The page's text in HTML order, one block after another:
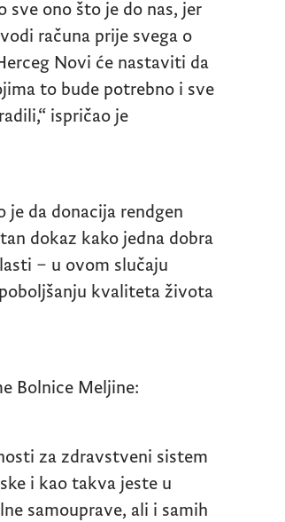
sve ono što je do nas, jer
računa prije svega o
Novi će nastaviti da
to bude potrebno i sve
ispričao je
je da donacija rendgen
dokaz kako jedna dobra
– u ovom slučaju
kvaliteta života
Bolnice Meljine:
za zdravstveni sistem
i kao takva jeste u
samouprave, ali i samih